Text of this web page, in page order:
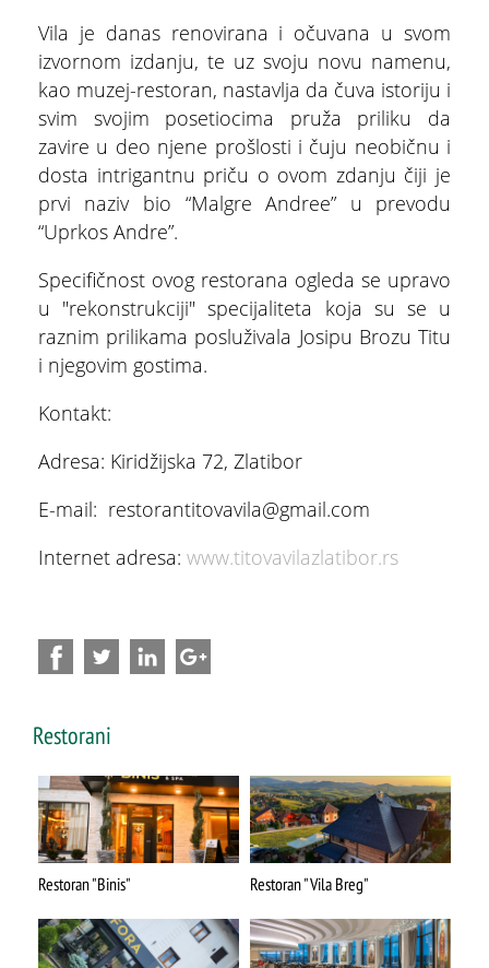
Vila je danas renovirana i očuvana u svom
izvornom izdanju, te uz svoju novu namenu,
kao muzej-restoran, nastavlja da čuva istoriju i
svim svojim posetiocima pruža priliku da
zavire u deo njene prošlosti i čuju neobičnu i
dosta intrigantnu priču o ovom zdanju čiji je
prvi naziv bio “Malgre Andree” u prevodu
“Uprkos Andre”.
Specifičnost ovog restorana ogleda se upravo
u "rekonstrukciji" specijaliteta koja su se u
raznim prilikama posluživala Josipu Brozu Titu
i njegovim gostima.
Kontakt:
Adresa: Kiridžijska 72, Zlatibor
E-mail: restorantitovavila@gmail.com
Internet adresa: www.titovavilazlatibor.rs
Restorani
Restoran "Binis" Restoran "Vila Breg"
ŠTA
Stopića pećina